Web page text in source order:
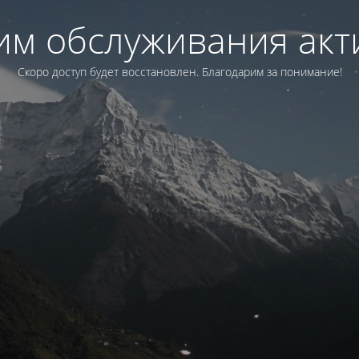
обслуживания
Скоро доступ будет восстановлен. Благодарим за понимание!